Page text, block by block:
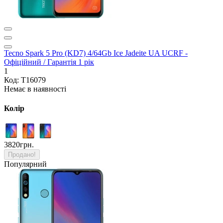
Tecno Spark 5 Pro (KD7) 4/64Gb Ice Jadeite UA UCRF -
Офіційний / Гарантія 1 рік
1
Код: T16079
Немає в наявності
Колір
3820грн.
Продано!
Популярний